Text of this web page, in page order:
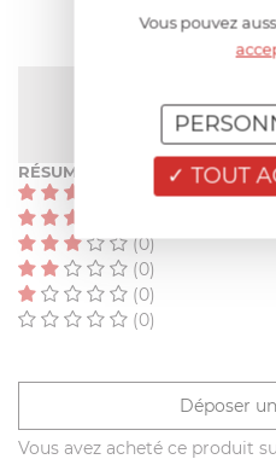
RÉSUMÉ
(0)
(0)
(0)
(0)
Déposer
Vous avez acheté ce produit
Vous pouvez
TOUT